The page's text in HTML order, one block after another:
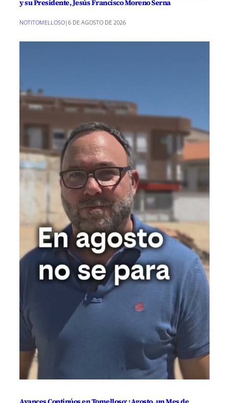
y su Presidente, Jesús Francisco Moreno Serna
NOTITOMELLOSO|6 DE AGOSTO DE 2026